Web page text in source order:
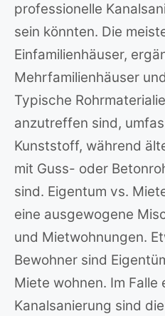
professionelle
sein könnten. Die
Einfamilienhäuser,
Mehrfamilienhäuser
Typische
anzutreffen sind,
Kunststoff, während
mit Guss- oder
sind. Eigentum vs.
eine ausgewogene
und Mietwohnungen.
Bewohner sind
Miete wohnen. Im
Kanalsanierung sind